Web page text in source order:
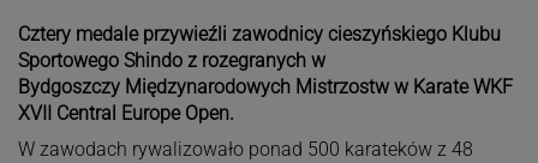
Cztery medale przywieźli zawodnicy cieszyńskiego Klubu
Sportowego Shindo z rozegranych w
Bydgoszczy Międzynarodowych Mistrzostw w Karate WKF
XVII Central Europe Open.
W zawodach rywalizowało ponad 500 karateków z 48